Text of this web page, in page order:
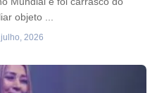
objeto ...
2026